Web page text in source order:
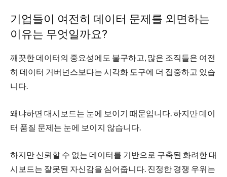
기업들이 여전히 데이터 문제를 외면하는
이유는 무엇일까요?
깨끗한 데이터의 중요성에도 불구하고, 많은 조직들은 여전
히 ​​데이터 거버넌스보다는 시각화 도구에 더 집중하고 있습
니다.
왜냐하면 대시보드는 눈에 보이기 때문입니다. 하지만 데이
터 품질 문제는 눈에 보이지 않습니다.
하지만 신뢰할 수 없는 데이터를 기반으로 구축된 화려한 대
시보드는 잘못된 자신감을 심어줍니다. 진정한 경쟁 우위는